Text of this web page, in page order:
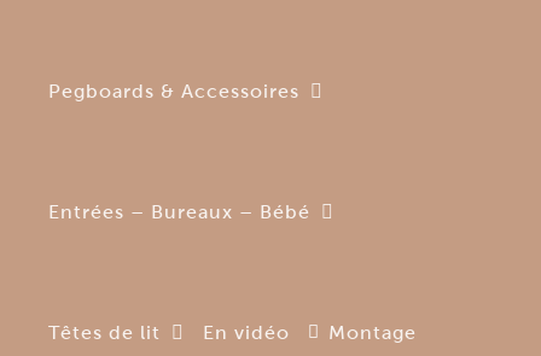
Pegboards & Accessoires
Entrées – Bureaux – Bébé
Têtes de lit En vidéo Montage